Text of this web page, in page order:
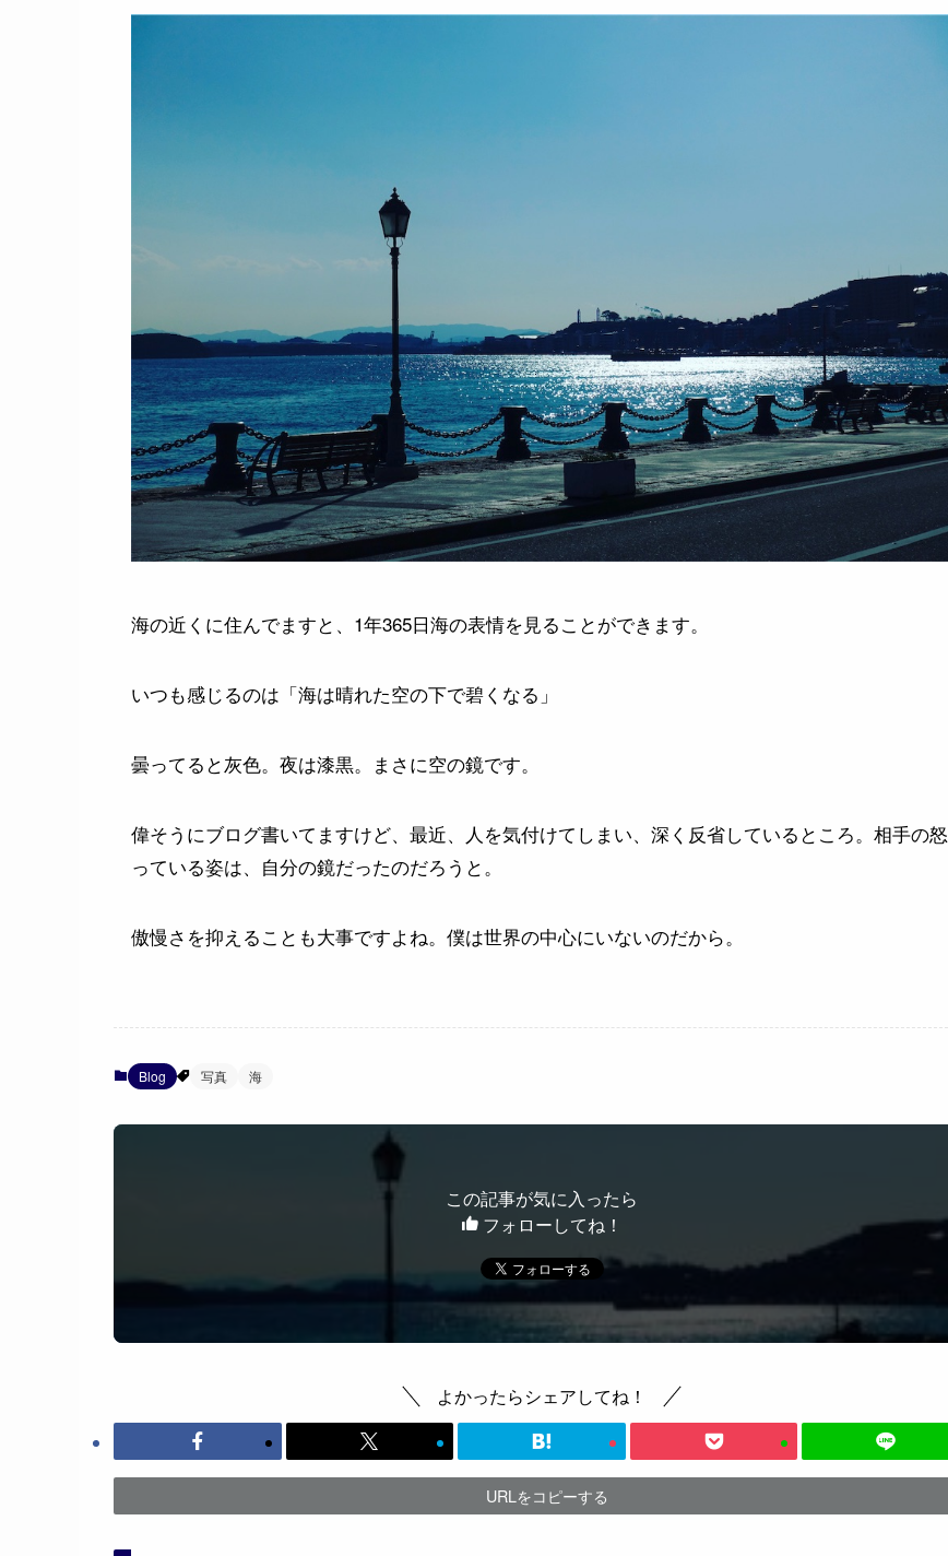
海の近くに住んでますと、1年365日海の表情を見ることができます。
いつも感じるのは「海は晴れた空の下で碧くなる」
曇ってると灰色。夜は漆黒。まさに空の鏡です。
偉そうにブログ書いてますけど、最近、人を気付けてしまい、深く反省しているところ。相手の怒
っている姿は、自分の鏡だったのだろうと。
傲慢さを抑えることも大事ですよね。僕は世界の中心にいないのだから。
Blog 写真 海
この記事が気に入ったら
フォローしてね！
よかったらシェアしてね！
URLをコピーする